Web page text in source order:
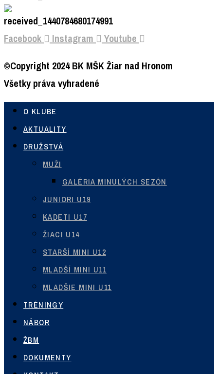
Facebook Instagram
©Copyright 2024 BK MŠK Žiar nad Hronom
Všetky práva vyhradené
O KLUBE
AKTUALITY
DRUŽSTVÁ
MUŽI
GALÉRIA MINULÝCH SEZÓN
JUNIORI U19
KADETI U17
STARŠÍ MINI U12